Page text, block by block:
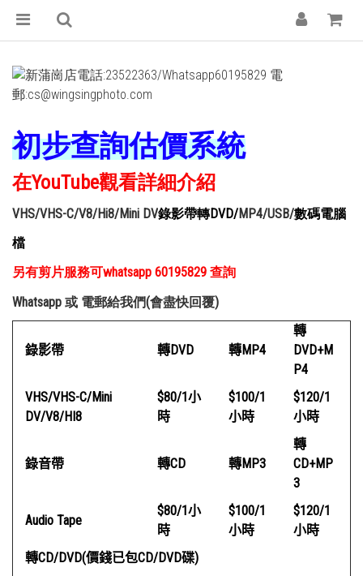
初步查詢估價系統
在YouTube觀看詳細介紹
VHS/VHS-C/V8/Hi8/Mini DV錄影帶轉DVD/MP4/USB/數碼電腦
檔
另有剪片服務可whatsapp 60195829 查詢
Whatsapp 或 電郵給我們(會盡快回覆)
錄影帶 轉DVD 轉MP4
轉
DVD+M
P4
VHS/VHS-C/Mini
DV/V8/HI8
$80/1小
時
$100/1
小時
$120/1
小時
錄音帶 轉CD 轉MP3
轉
CD+MP
3
Audio Tape
$80/1小
時
$100/1
小時
$120/1
小時
轉CD/DVD(價錢已包CD/DVD碟)